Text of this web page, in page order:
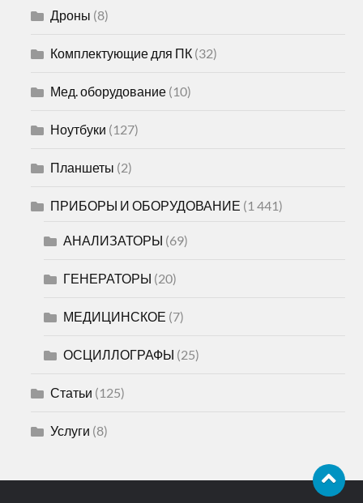
Дроны (8)
Комплектующие для ПК (32)
Мед. оборудование (10)
Ноутбуки (127)
Планшеты (2)
ПРИБОРЫ И ОБОРУДОВАНИЕ (1 441)
АНАЛИЗАТОРЫ (69)
ГЕНЕРАТОРЫ (20)
МЕДИЦИНСКОЕ (7)
ОСЦИЛЛОГРАФЫ (25)
Статьи (125)
Услуги (8)